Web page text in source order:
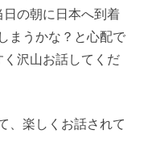
の朝に日本へ到着
まうかな？と心配で
く沢山お話してくだ
、楽しくお話されて